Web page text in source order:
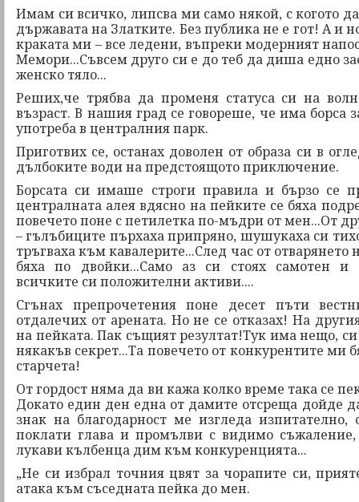
Имам си всичко, липсва ми само някой, с когото
държавата на Златките. Без публика не е гот! А и
краката ми – все ледени, въпреки модерният
Мемори...Съвсем друго си е до теб да диша едно
женско тяло...
Реших,че трябва да променя статуса си на
възраст. В нашия град се говореше, че има борса
употреба в централния парк.
Приготвих се, останах доволен от образа си в
дълбоките води на предстоящото приключение.
Борсата си имаше строги правила и бързо се
централната алея вдясно на пейките се бяха
повечето поне с петилетка по-мъдри от мен...От
– гълъбиците пърхаха припряно, шушукаха си
тръгваха към кавалерите...След час от отварянето
бяха по двойки...Само аз си стоях самотен и
всичките си положителни активи....
Сгънах препрочетения поне десет пъти
отдалечих от арената. Но не се отказах! На
на пейката. Пак същият резултат!Тук има нещо, си
някакъв секрет...Та повечето от конкурентите ми
старчета!
От гордост няма да ви кажа колко време така се
Докато един ден една от дамите отсреща дойде
знак на благодарност ме изгледа изпитателно,
поклати глава и промълви с видимо
лукави кълбенца дим към конкуренцията...
„Не си избрал точния цвят за чорапите си,
атака към съседната пейка до мен.